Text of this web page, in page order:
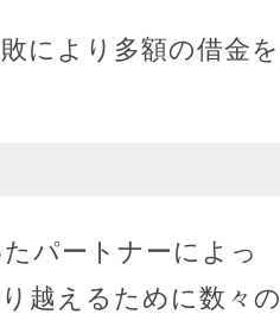
により多額の借金を
パートナーによっ
越えるために数々の